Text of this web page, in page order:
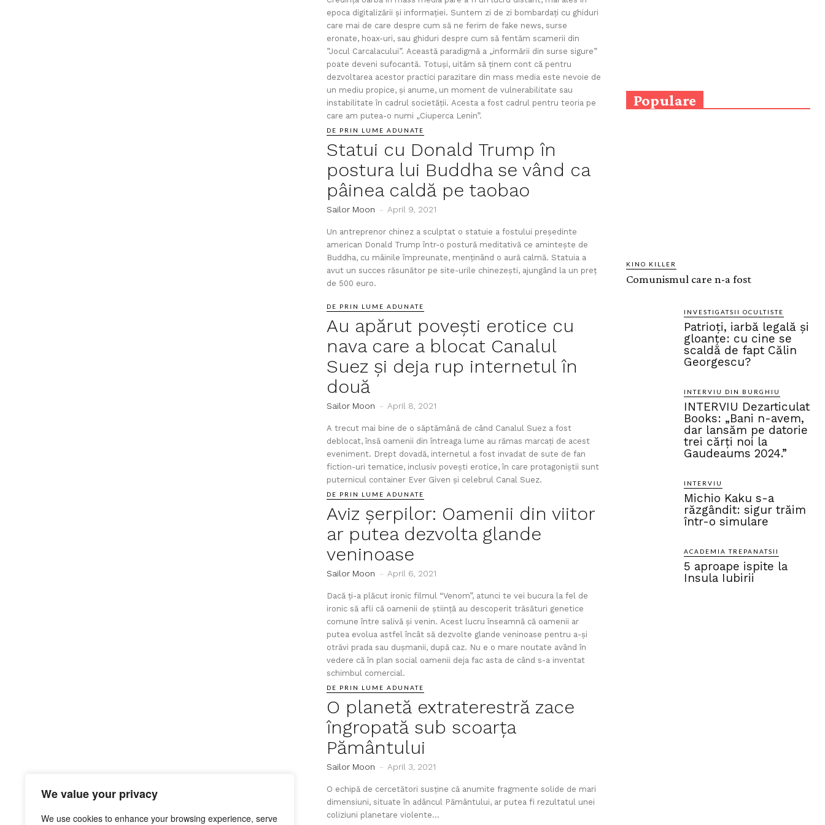
We value your privacy
We use cookies to enhance your browsing experience, serve
epoca digitalizării și informației. Suntem zi de zi bombardați cu ghiduri
care mai de care despre cum să ne ferim de fake news, surse
eronate, hoax-uri, sau ghiduri despre cum să fentăm scamerii din
”Jocul Carcalacului”. Această paradigmă a „informării din surse sigure”
poate deveni sufocantă. Totuși, uităm să ținem cont că pentru
dezvoltarea acestor practici parazitare din mass media este nevoie de
un mediu propice, și anume, un moment de vulnerabilitate sau
instabilitate în cadrul societății. Acesta a fost cadrul pentru teoria pe
care am putea-o numi „Ciuperca Lenin”.
DE PRIN LUME ADUNATE
Statui cu Donald Trump în
postura lui Buddha se vând ca
pâinea caldă pe taobao
Sailor Moon - April 9, 2021
Un antreprenor chinez a sculptat o statuie a fostului președinte
american Donald Trump într-o postură meditativă ce amintește de
Buddha, cu mâinile împreunate, menținând o aură calmă. Statuia a
avut un succes răsunător pe site-urile chinezești, ajungând la un preț
de 500 euro.
DE PRIN LUME ADUNATE
Au apărut povești erotice cu
nava care a blocat Canalul
Suez și deja rup internetul în
două
Sailor Moon - April 8, 2021
A trecut mai bine de o săptămână de când Canalul Suez a fost
deblocat, însă oamenii din întreaga lume au rămas marcați de acest
eveniment. Drept dovadă, internetul a fost invadat de sute de fan
fiction-uri tematice, inclusiv povești erotice, în care protagoniștii sunt
puternicul container Ever Given și celebrul Canal Suez.
DE PRIN LUME ADUNATE
Aviz șerpilor: Oamenii din viitor
ar putea dezvolta glande
veninoase
Sailor Moon - April 6, 2021
Dacă ți-a plăcut ironic filmul “Venom”, atunci te vei bucura la fel de
ironic să afli că oamenii de știință au descoperit trăsături genetice
comune între salivă și venin. Acest lucru înseamnă că oamenii ar
putea evolua astfel încât să dezvolte glande veninoase pentru a-și
otrăvi prada sau dușmanii, după caz. Nu e o mare noutate având în
vedere că în plan social oamenii deja fac asta de când s-a inventat
schimbul comercial.
DE PRIN LUME ADUNATE
O planetă extraterestră zace
îngropată sub scoarța
Pământului
Sailor Moon - April 3, 2021
O echipă de cercetători susține că anumite fragmente solide de mari
dimensiuni, situate în adâncul Pământului, ar putea fi rezultatul unei
coliziuni planetare violente...
Populare
KINO KILLER
Comunismul care n-a fost
INVESTIGATSII OCULTISTE
Patrioți, iarbă legală și
gloanțe: cu cine se
scaldă de fapt Călin
Georgescu?
INTERVIU DIN BURGHIU
INTERVIU Dezarticulat
Books: „Bani n-avem,
dar lansăm pe datorie
trei cărți noi la
Gaudeaums 2024.”
INTERVIU
Michio Kaku s-a
răzgândit: sigur trăim
într-o simulare
ACADEMIA TREPANATSII
5 aproape ispite la
Insula Iubirii